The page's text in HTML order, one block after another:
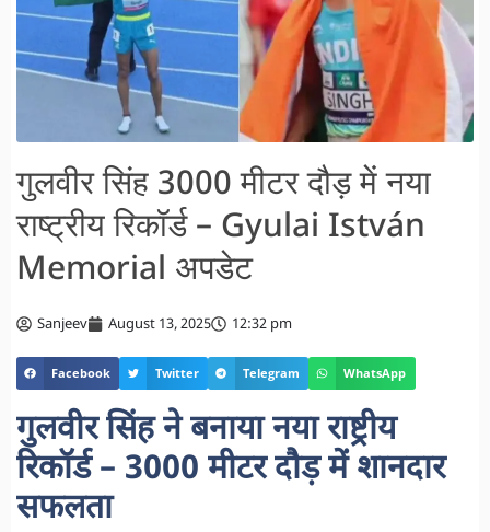
गुलवीर सिंह 3000 मीटर दौड़ में नया
राष्ट्रीय रिकॉर्ड – Gyulai István
Memorial अपडेट
Sanjeev August 13, 2025 12:32 pm
Facebook Twitter Telegram WhatsApp
गुलवीर सिंह ने बनाया नया राष्ट्रीय
रिकॉर्ड – 3000 मीटर दौड़ में शानदार
सफलता